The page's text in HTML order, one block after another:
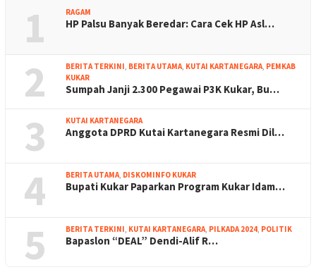
1 RAGAM
HP Palsu Banyak Beredar: Cara Cek HP Asl…
2 BERITA TERKINI, BERITA UTAMA, KUTAI KARTANEGARA, PEMKAB
KUKAR
Sumpah Janji 2.300 Pegawai P3K Kukar, Bu…
3 KUTAI KARTANEGARA
Anggota DPRD Kutai Kartanegara Resmi Dil…
4 BERITA UTAMA, DISKOMINFO KUKAR
Bupati Kukar Paparkan Program Kukar Idam…
5 BERITA TERKINI, KUTAI KARTANEGARA, PILKADA 2024, POLITIK
Bapaslon “DEAL” Dendi-Alif R…